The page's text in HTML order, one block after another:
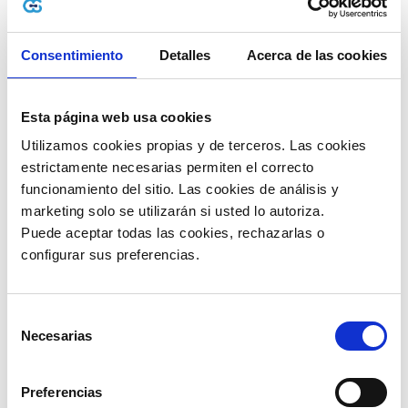
Consentimiento Detalles Acerca de las cookies
Esta página web usa cookies
Utilizamos cookies propias y de terceros. Las cookies
estrictamente necesarias permiten el correcto
funcionamiento del sitio. Las cookies de análisis y
marketing solo se utilizarán si usted lo autoriza.
Puede aceptar todas las cookies, rechazarlas o
configurar sus preferencias.
Necesarias
Preferencias
Sí, dentro de estos existe un líder evidente, al
menos en lo que respecta al tráfico: Amazon. En
2024,el gigante de Estados Unidos contabilizó
cerca de 4.600 millones de visitas mensuales.
Y es que es de esperarse, pues el 35% de los
consumidores a nivel mundial afirmó haber
comprado al menos una vez al mes, en los
diferentes establecimientos online durante 2024.
Entonces no cabe duda de que ↓
¿El e-commerce es una gran
opción para emprender?